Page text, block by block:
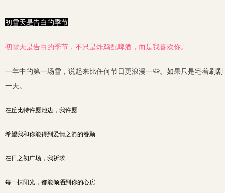
初雪天是告白的季节
初雪天是告白的季节，不只是炸鸡配啤酒，而是我喜欢你。
一年中的第一场雪，说起来比任何节日更浪漫一些。如果只是宅着刷
一天。
在丘比特许愿池边，我许愿
希望我和你能得到爱情之箭的眷顾
在日之初广场，我祈求
每一抹阳光，都能倾洒到你的心房